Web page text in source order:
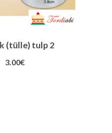
(tülle) tulp 2
Algne
3.00€Praegune